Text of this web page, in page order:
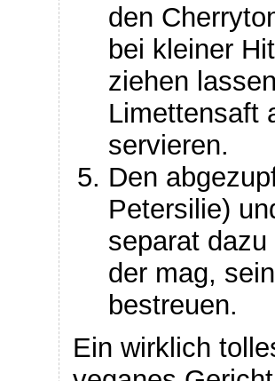
den
bei kleiner
ziehen
Limettensaft
servieren.
Den
Petersilie)
separat
der mag,
bestreuen.
Ein wirklich